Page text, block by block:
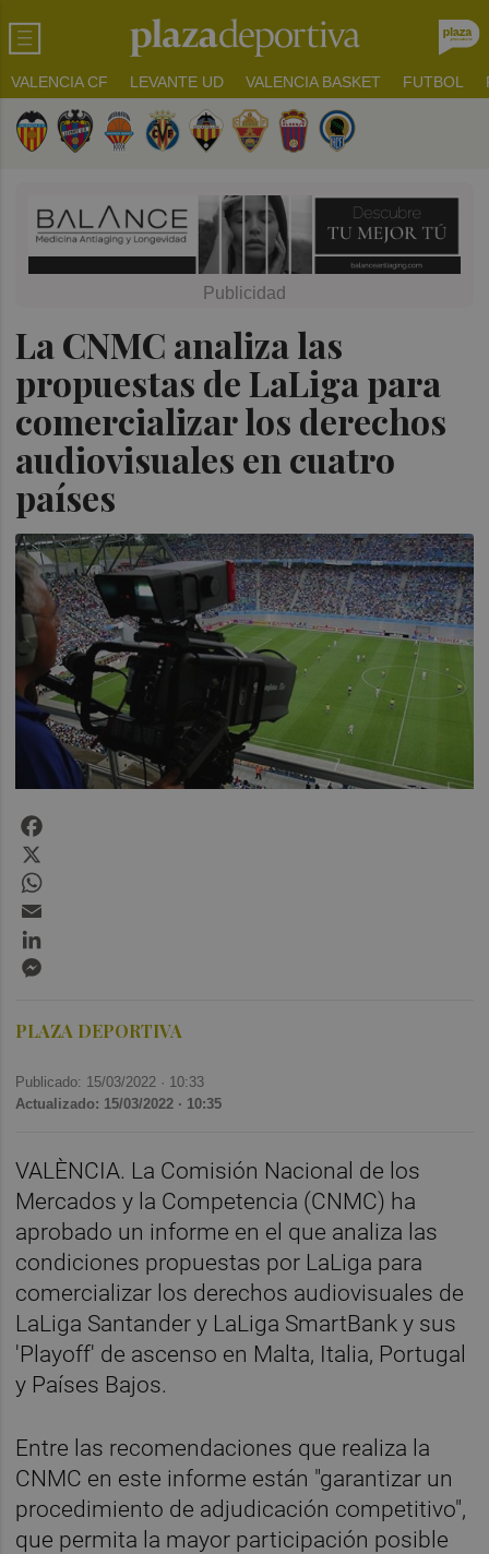
VALENCIA CF LEVANTE UD VALENCIA BASKET FUTBOL
La CNMC analiza las
propuestas de LaLiga para
comercializar los derechos
audiovisuales en cuatro
países
PLAZA DEPORTIVA
Publicado: 15/03/2022 · 10:33
Actualizado: 15/03/2022 · 10:35
VALÈNCIA. La Comisión Nacional de los
Mercados y la Competencia (CNMC) ha
aprobado un informe en el que analiza las
condiciones propuestas por LaLiga para
comercializar los derechos audiovisuales de
LaLiga Santander y LaLiga SmartBank y sus
'Playoff' de ascenso en Malta, Italia, Portugal
y Países Bajos.
Entre las recomendaciones que realiza la
CNMC en este informe están "garantizar un
procedimiento de adjudicación competitivo",
que permita la mayor participación posible